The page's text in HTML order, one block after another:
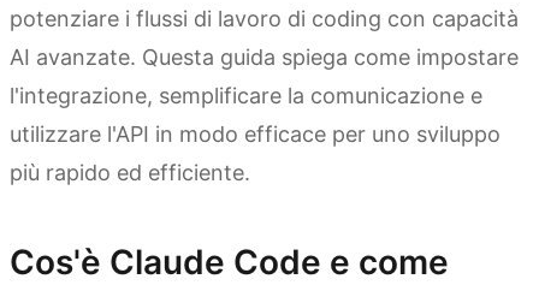
potenziare i flussi di lavoro di coding con capacità
AI avanzate. Questa guida spiega come impostare
l'integrazione, semplificare la comunicazione e
utilizzare l'API in modo efficace per uno sviluppo
più rapido ed efficiente.
Cos'è Claude Code e come